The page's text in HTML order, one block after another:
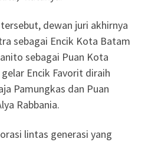
dewan juri akhirnya
sebagai Encik Kota Batam
sebagai Puan Kota
Encik Favorit diraih
Pamungkas dan Puan
Rabbania.
lintas generasi yang